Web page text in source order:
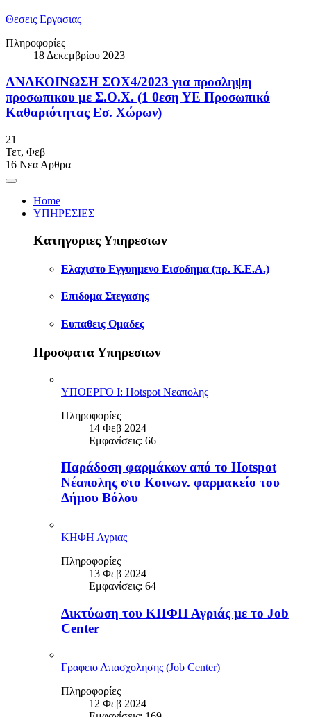
Θεσεις Εργασιας
Πληροφορίες
18 Δεκεμβρίου 2023
ΑΝΑΚΟΙΝΩΣΗ ΣΟΧ4/2023 για προσληψη
προσωπικου με Σ.Ο.Χ. (1 θεση ΥΕ Προσωπικό
Καθαριότητας Εσ. Χώρων)
21
Τετ, Φεβ
16 Νεα Αρθρα
Home
ΥΠΗΡΕΣΙΕΣ
Κατηγοριες Υπηρεσιων
Ελαχιστο Εγγυημενο Εισοδημα (πρ. Κ.Ε.Α.)
Επιδομα Στεγασης
Ευπαθεις Ομαδες
Προσφατα Υπηρεσιων
ΥΠΟΕΡΓΟ Ι: Hotspot Νεαπολης
Πληροφορίες
14 Φεβ 2024
Εμφανίσεις: 66
Παράδοση φαρμάκων από το Hotspot
Νέαπολης στο Κοινων. φαρμακείο του
Δήμου Βόλου
ΚΗΦΗ Αγριας
Πληροφορίες
13 Φεβ 2024
Εμφανίσεις: 64
Δικτύωση του ΚΗΦΗ Αγριάς με το Job
Center
Γραφειο Απασχολησης (Job Center)
Πληροφορίες
12 Φεβ 2024